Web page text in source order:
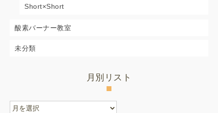
Short×Short
酸素バーナー教室
未分類
月別リスト
月